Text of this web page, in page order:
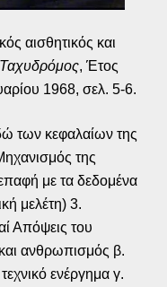
αισθητικός και
, Έτος
1968, σελ. 5-6.
των κεφαλαίων της
της
με τα δεδομένα
μελέτη) 3.
Απόψεις του
ανθρωπισμός β.
ενέργημα γ.